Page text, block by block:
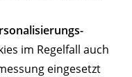
im Regelfall auch
eingesetzt